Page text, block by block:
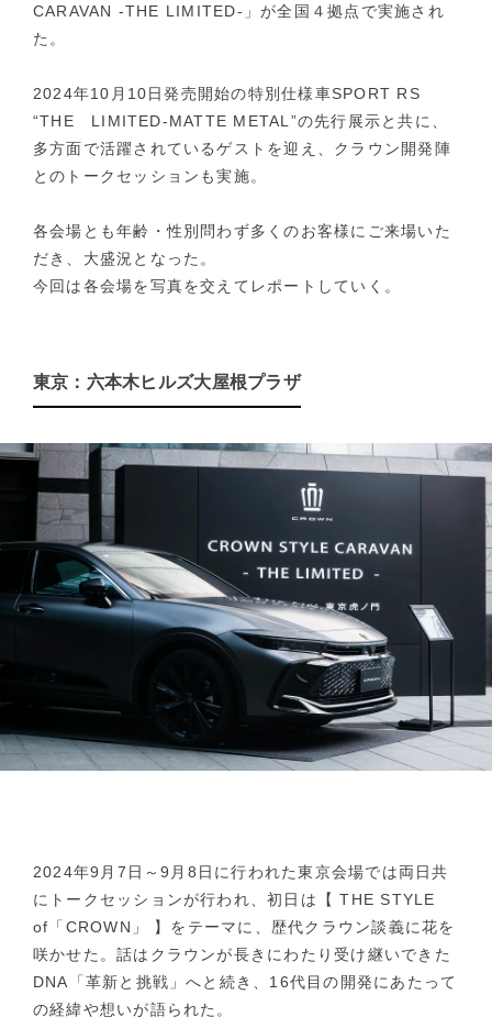
CARAVAN -THE LIMITED-」が全国４拠点で実施され
た。
2024年10月10日発売開始の特別仕様車SPORT RS
“THE LIMITED-MATTE METAL”の先行展示と共に、
多方面で活躍されているゲストを迎え、クラウン開発陣
とのトークセッションも実施。
各会場とも年齢・性別問わず多くのお客様にご来場いた
だき、大盛況となった。
今回は各会場を写真を交えてレポートしていく。
東京：六本木ヒルズ大屋根プラザ
2024年9月7日～9月8日に行われた東京会場では両日共
にトークセッションが行われ、初日は【 THE STYLE
of「CROWN」 】をテーマに、歴代クラウン談義に花を
咲かせた。話はクラウンが長きにわたり受け継いできた
DNA「革新と挑戦」へと続き、16代目の開発にあたって
の経緯や想いが語られた。